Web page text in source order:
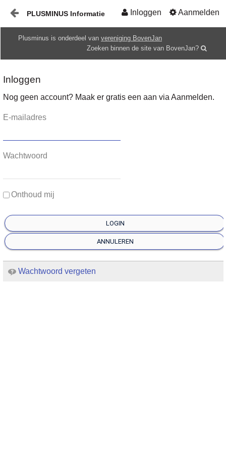
Inloggen Aanmelden
PLUSMINUS Informatie
Start
Mediatheek
Gids
HOME
Plusminus is onderdeel van vereniging BovenJan
Zoeken binnen de site van BovenJan?
Inloggen
Nog geen account? Maak er gratis een aan via Aanmelden.
E-mailadres
Wachtwoord
Onthoud mij
LOGIN
ANNULEREN
Wachtwoord vergeten